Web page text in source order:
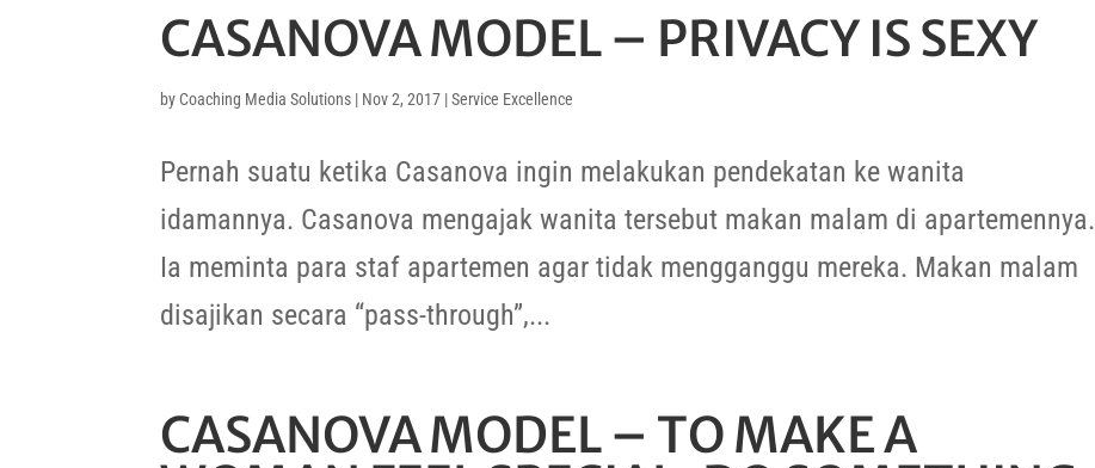
CASANOVA MODEL – PRIVACY IS SEXY
by Coaching Media Solutions | Nov 2, 2017 |Service Excellence
Pernah suatu ketika Casanova ingin melakukan pendekatan ke wanita
idamannya. Casanova mengajak wanita tersebut makan malam di apartemennya.
Ia meminta para staf apartemen agar tidak mengganggu mereka. Makan malam
disajikan secara “pass-through”,...
CASANOVA MODEL – TO MAKE A